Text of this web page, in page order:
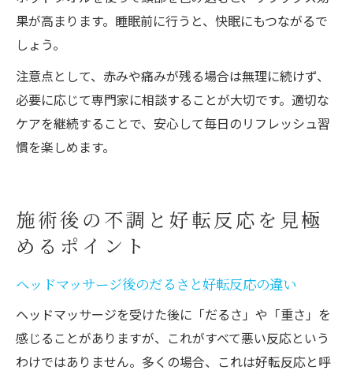
果が高まります。睡眠前に行うと、快眠にもつながるで
しょう。
注意点として、赤みや痛みが残る場合は無理に続けず、
必要に応じて専門家に相談することが大切です。適切な
ケアを継続することで、安心して毎日のリフレッシュ習
慣を楽しめます。
施術後の不調と好転反応を見極
めるポイント
ヘッドマッサージ後のだるさと好転反応の違い
ヘッドマッサージを受けた後に「だるさ」や「重さ」を
感じることがありますが、これがすべて悪い反応という
わけではありません。多くの場合、これは好転反応と呼